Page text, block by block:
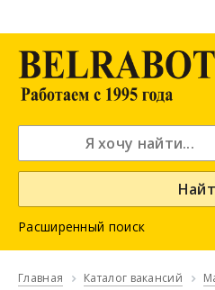
Расширенный поиск
Главная Каталог вакансий